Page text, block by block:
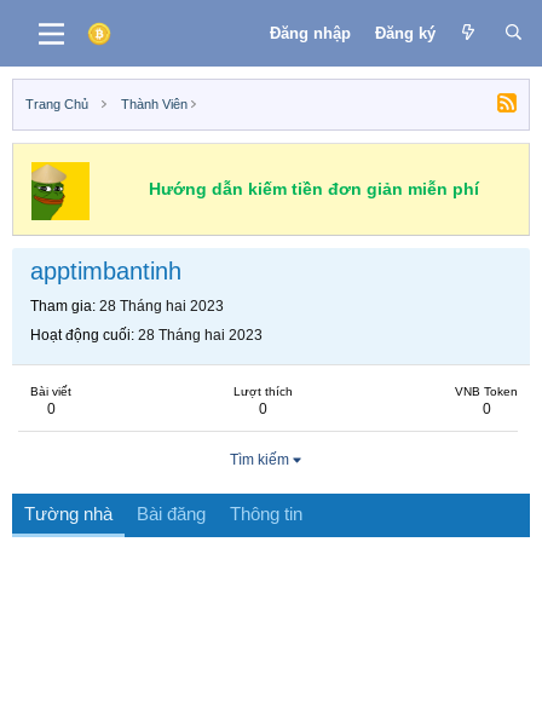
Đăng nhập Đăng ký
Trang Chủ Thành Viên
Hướng dẫn kiếm tiền đơn giản miễn phí
apptimbantinh
Tham gia 28 Tháng hai 2023
Hoạt động cuối 28 Tháng hai 2023
Bài viết
0
Lượt thích
0
VNB Token
0
Tìm kiếm
Tường nhà Bài đăng Thông tin